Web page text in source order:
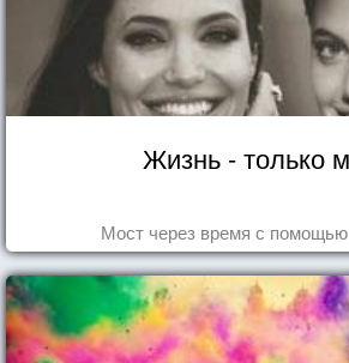
Жизнь - только
Мост через время с